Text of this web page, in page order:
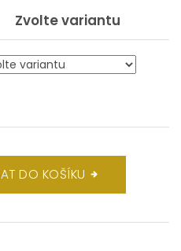
Zvolte variantu
DO KOŠÍKU